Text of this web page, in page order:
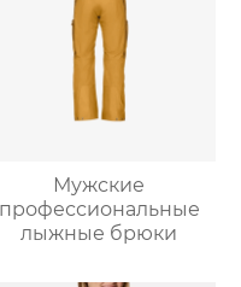
Мужские
профессиональные
лыжные брюки